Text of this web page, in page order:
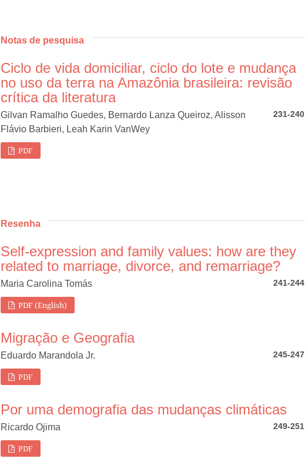
Notas de pesquisa
Ciclo de vida domiciliar, ciclo do lote e mudança
no uso da terra na Amazônia brasileira: revisão
crítica da literatura
Gilvan Ramalho Guedes, Bernardo Lanza Queiroz, Alisson
Flávio Barbieri, Leah Karin VanWey
231-240
PDF
Resenha
Self-expression and family values: how are they
related to marriage, divorce, and remarriage?
Maria Carolina Tomás 241-244
PDF (English)
Migração e Geografia
Eduardo Marandola Jr. 245-247
PDF
Por uma demografia das mudanças climáticas
Ricardo Ojima 249-251
PDF